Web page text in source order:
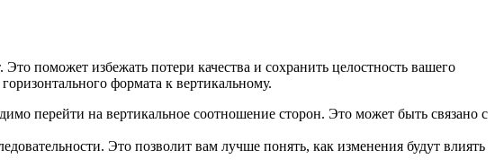
поможет избежать потери качества и сохранить целостность вашего
формата к вертикальному.
перейти на вертикальное соотношение сторон. Это может быть связано с
Это позволит вам лучше понять, как изменения будут влиять